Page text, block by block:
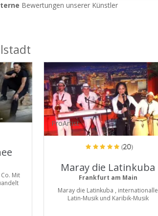
Bewertungen unserer Künstler
Mit
ProArtist
(20)
Maray die Latinkuba
Frankfurt am Main
Maray die Latinkuba , internationalle
Latin-Musik und Karibik-Musik